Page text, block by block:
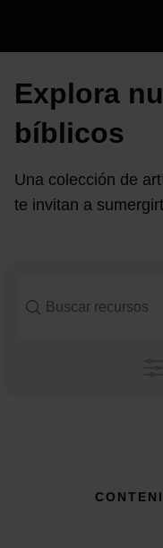
Explora
bíblicos
Una colección de
te invitan a